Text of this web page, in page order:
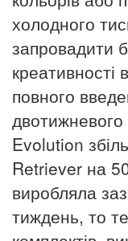
холодного
запровадити
креативності
повного
Evolution
Retriever на
виробляла
тиждень, то